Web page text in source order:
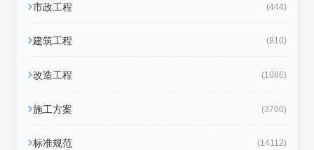
市政工程 (444)
建筑工程 (810)
改造工程 (1086)
施工方案 (3700)
标准规范 (14112)